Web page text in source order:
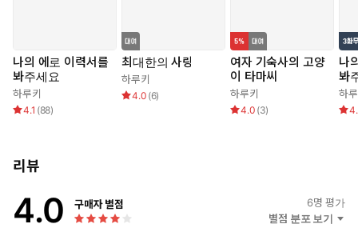
나의 에로 이력서를
봐주세요
하루키
4.1 (88)
최대한의 사랑
하루키
4.0 (6)
여자 기숙사의 고양
이 타마씨
하루키
4.0 (3)
나
봐
하
리뷰
4.0 구매자 별점 6명 평가
별점 분포 보기